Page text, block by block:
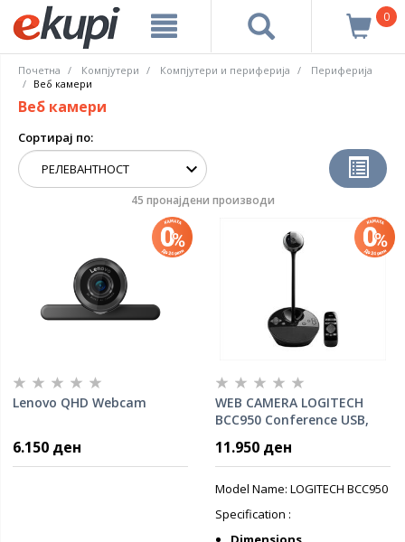
0
Почетна Компјутери Компјутери и периферија
Периферија
Веб камери
Веб камери
Сортирај по:
45 пронајдени производи
Lenovo QHD Webcam
6.150 ден
WEB CAMERA LOGITECH
BCC950 Conference USB,
11.950 ден
Model Name: LOGITECH BCC950
Specification :